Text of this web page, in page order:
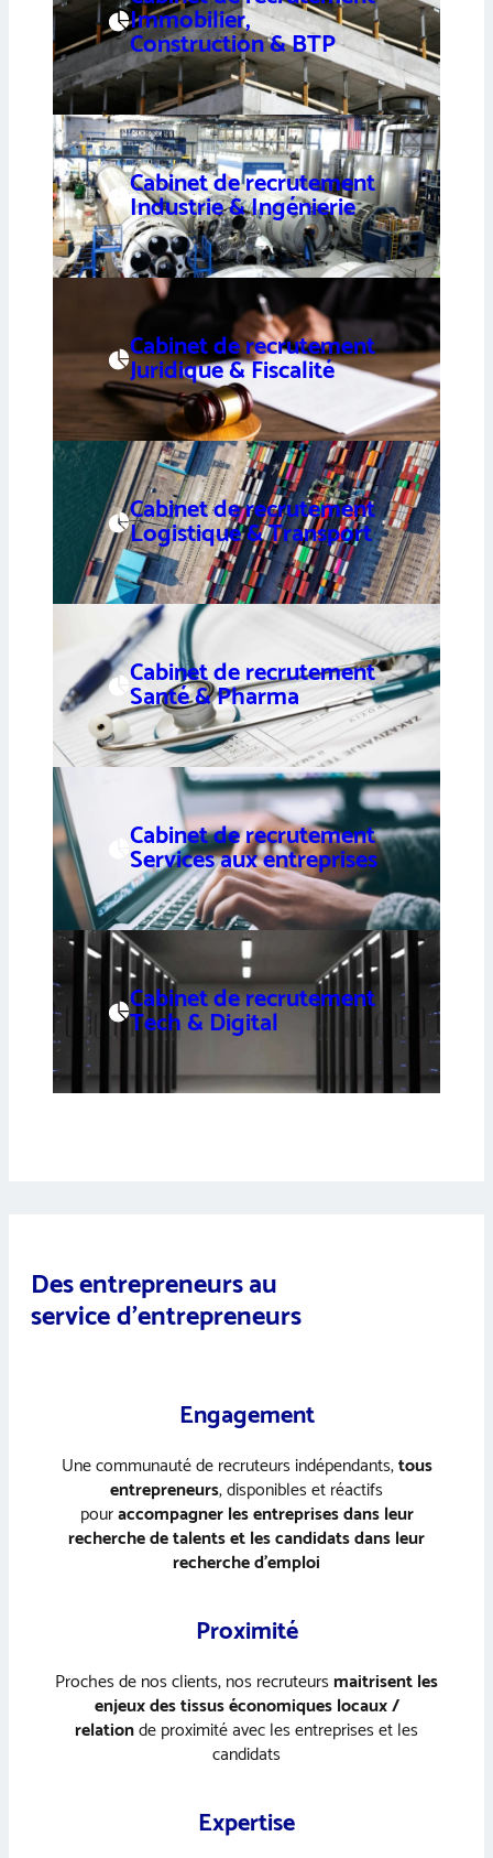
Immobilier,
Construction & BTP
Cabinet de recrutement
Industrie & Ingénierie
Cabinet de recrutement
Juridique & Fiscalité
Cabinet de recrutement
Logistique & Transport
Cabinet de recrutement
Santé & Pharma
Cabinet de recrutement
Services aux entreprises
Cabinet de recrutement
Tech & Digital
Des entrepreneurs au
service d’entrepreneurs
Engagement
Une communauté de recruteurs indépendants,tous
entrepreneurs, disponibles et réactifs
pouraccompagner les entreprises dans leur
recherche de talents et les candidats dans leur
recherche d’emploi
Proximité
Proches de nos clients, nos recruteursmaitrisent les
enjeux des tissus économiques locaux /
relationde proximité avec les entreprises et les
candidats
Expertise